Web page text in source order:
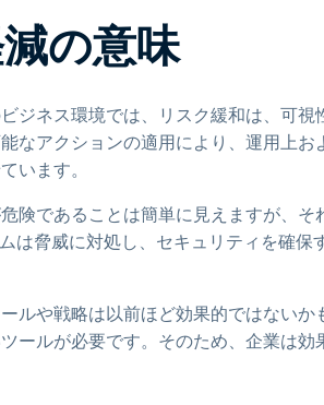
の意味
ジネス環境では、リスク緩和は、可視
なアクションの適用により、運用上お
います。
険であることは簡単に見えますが、そ
は脅威に対処し、セキュリティを確保
ルや戦略は以前ほど効果的ではないか
ールが必要です。そのため、企業は効